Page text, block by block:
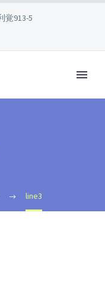
覚913-5
line3